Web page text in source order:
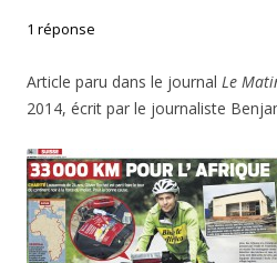
1 réponse
Article paru dans le journal Le
2014, écrit par le journaliste